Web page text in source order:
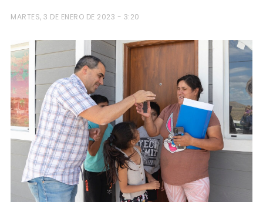
MARTES, 3 DE ENERO DE 2023 - 3:20